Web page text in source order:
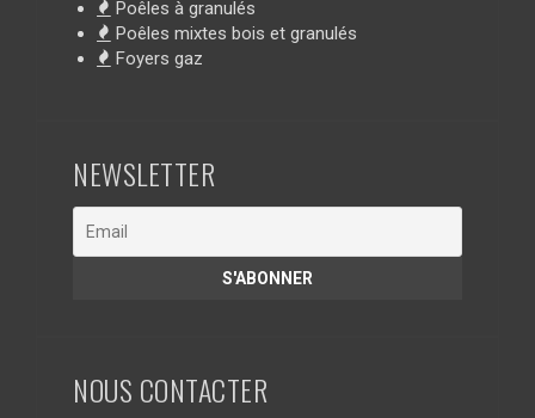
Poêles à granulés
Poêles mixtes bois et granulés
Foyers gaz
NEWSLETTER
NOUS CONTACTER